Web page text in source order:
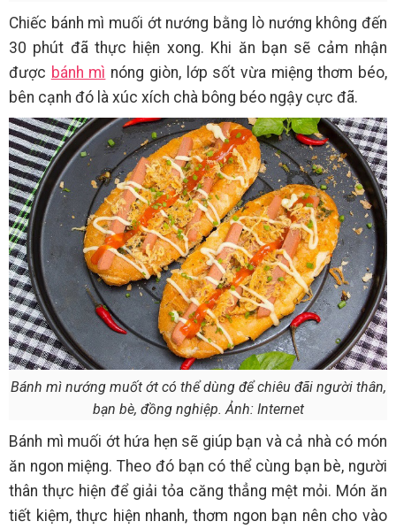
Chiếc bánh mì muối ớt nướng bằng lò nướng không đến
30 phút đã thực hiện xong. Khi ăn bạn sẽ cảm nhận
được bánh mì nóng giòn, lớp sốt vừa miệng thơm béo,
bên cạnh đó là xúc xích chà bông béo ngậy cực đã.
Bánh mì nướng muốt ớt có thể dùng để chiêu đãi người thân,
bạn bè, đồng nghiệp. Ảnh: Internet
Bánh mì muối ớt hứa hẹn sẽ giúp bạn và cả nhà có món
ăn ngon miệng. Theo đó bạn có thể cùng bạn bè, người
thân thực hiện để giải tỏa căng thẳng mệt mỏi. Món ăn
tiết kiệm, thực hiện nhanh, thơm ngon bạn nên cho vào